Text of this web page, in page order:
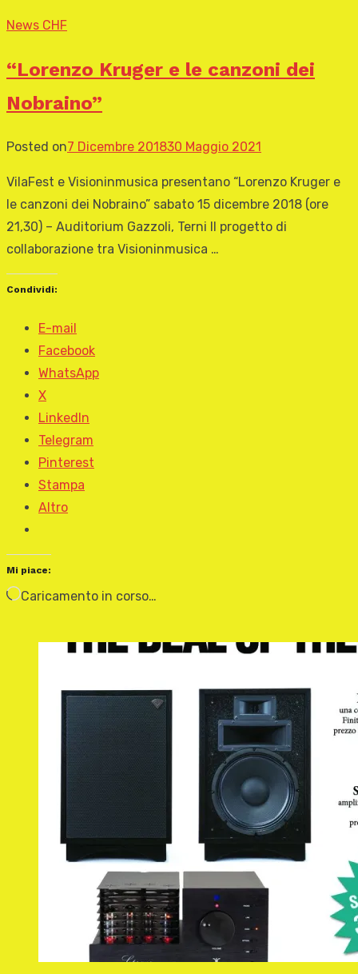
News CHF
“Lorenzo Kruger e le canzoni dei
Nobraino”
Posted on7 Dicembre 201830 Maggio 2021
VilaFest e Visioninmusica presentano “Lorenzo Kruger e
le canzoni dei Nobraino” sabato 15 dicembre 2018 (ore
21,30) – Auditorium Gazzoli, Terni Il progetto di
collaborazione tra Visioninmusica …
Condividi:
E-mail
Facebook
WhatsApp
X
LinkedIn
Telegram
Pinterest
Stampa
Altro
Mi piace:
Caricamento in corso…